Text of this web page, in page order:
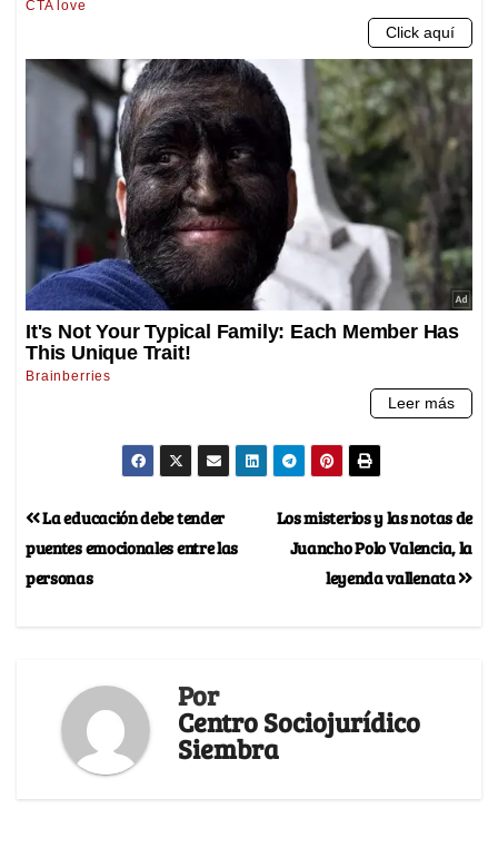
Los misterios y las notas de
Juancho Polo Valencia, la
leyenda vallenata
La educación debe tender
puentes emocionales entre las
personas
Por
Centro Sociojurídico
Siembra